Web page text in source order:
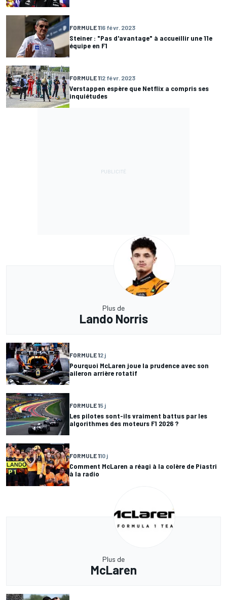
FORMULE 116 févr. 2023
Steiner : "Pas d'avantage" à accueillir une 11e
équipe en F1
FORMULE 112 févr. 2023
Verstappen espère que Netflix a compris ses
inquiétudes
Plus de
Lando Norris
FORMULE 12 j
Pourquoi McLaren joue la prudence avec son
aileron arrière rotatif
FORMULE 15 j
Les pilotes sont-ils vraiment battus par les
algorithmes des moteurs F1 2026 ?
FORMULE 110 j
Comment McLaren a réagi à la colère de Piastri
à la radio
Plus de
McLaren